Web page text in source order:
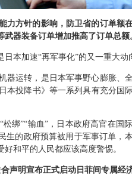
方针的影响，防卫省的订单额
器装备订单增加推高了订单总
本加速“再军事化”的又一重大
运转，是日本军事野心膨胀、
投降书》等一系列具有充分国
绑”“输血”，日本政府高官在国
的政府预算被用于军事订单，
和平的人民都应该高度警惕。
声明宣布正式启动日菲间专属经